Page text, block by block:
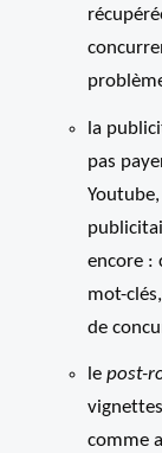
la
pas
encore :
mot-
de
le post-
comme